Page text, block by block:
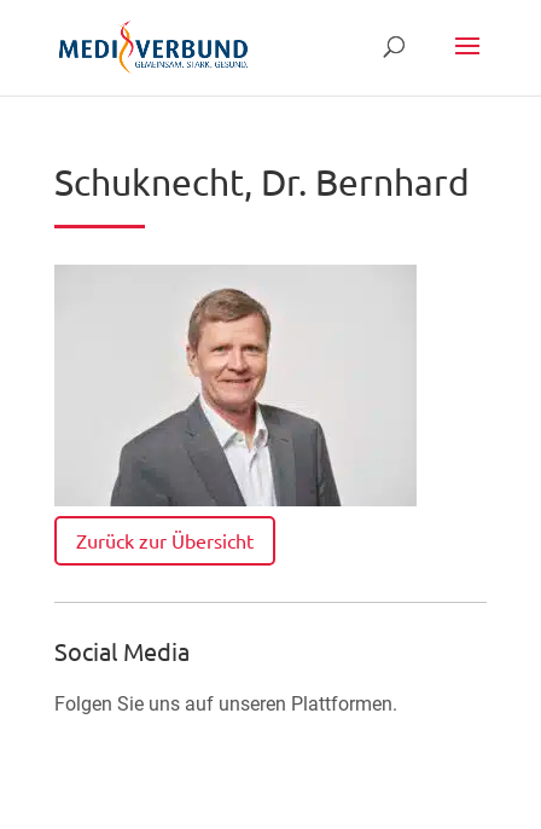
Schuknecht, Dr. Bernhard
Zurück zur Übersicht
Social Media
Folgen Sie uns auf unseren Plattformen.